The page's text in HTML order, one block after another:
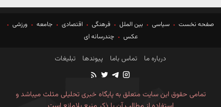
صفحه نخست سیاسی بین الملل فرهنگی اقتصادی جامعه
ورزشی
عکس
چندرسانه ای
درباره ما تماس باما پیوندها تبلیغات
تمامی حقوق این سایت متعلق به پایگاه خبری تحلیلی مثلث میباشد و